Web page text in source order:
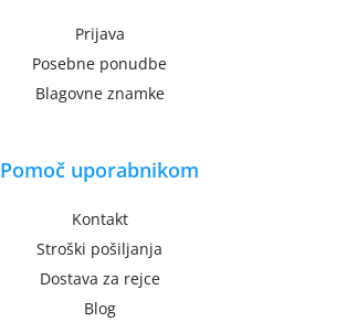
Prijava
Posebne ponudbe
Blagovne znamke
Pomoč uporabnikom
Kontakt
Stroški pošiljanja
Dostava za rejce
Blog